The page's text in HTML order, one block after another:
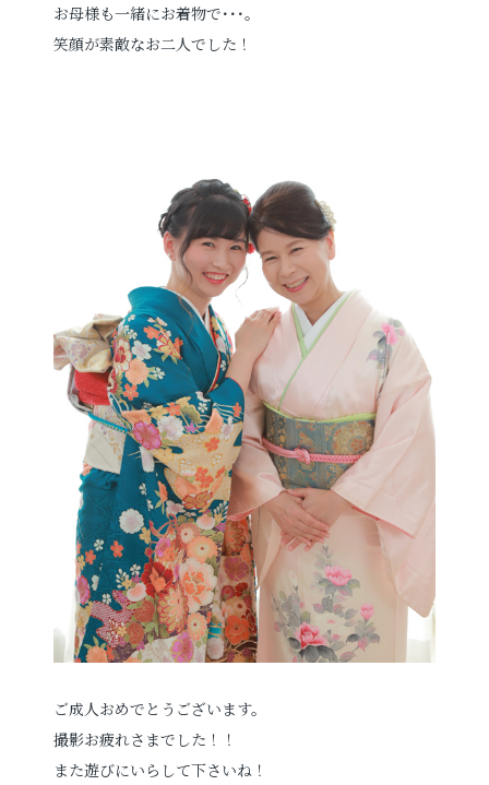
お母様も一緒にお着物で･･･。
笑顔が素敵なお二人でした！
ご成人おめでとうございます。
撮影お疲れさまでした！！
また遊びにいらして下さいね！